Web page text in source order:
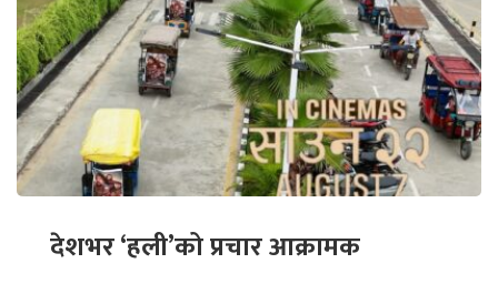
देशभर ‘हली’को प्रचार आक्रामक